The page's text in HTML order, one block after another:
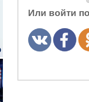
Или войти